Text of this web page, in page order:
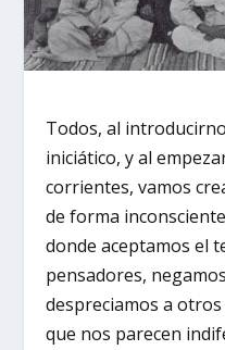
Todos, al
iniciático, y al
corrientes, vamos
de forma
donde aceptamos el
pensadores,
despreciamos a
que nos parecen